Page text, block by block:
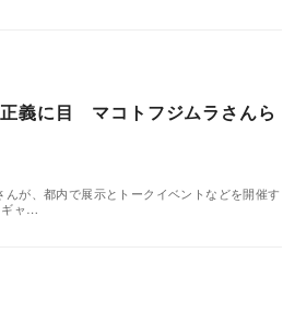
義に目 マコトフジムラさんら
が、都内で展示とトークイベントなどを開催す
ギャ…